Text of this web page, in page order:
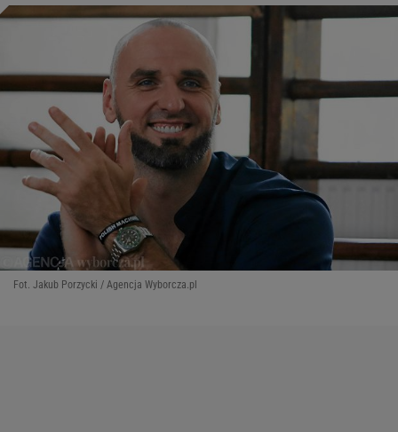
Fot. Jakub Porzycki / Agencja Wyborcza.pl